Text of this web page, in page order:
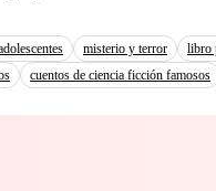
misterio y terror libro
cuentos de ciencia ficción famosos